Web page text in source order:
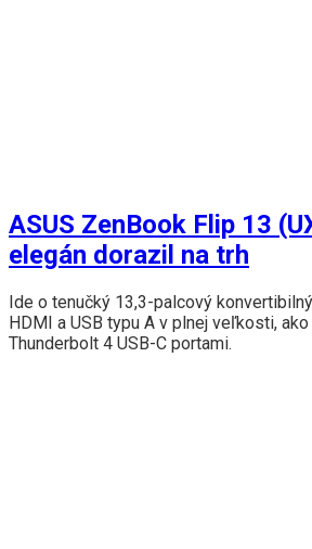
ASUS ZenBook Flip 13
elegán dorazil na trh
Ide o tenučký 13,3-palcový
HDMI a USB typu A v plnej veľkosti,
Thunderbolt 4 USB-C portami.